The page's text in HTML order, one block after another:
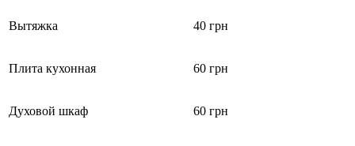
Вытяжка 40 грн
Плита кухонная 60 грн
Духовой шкаф 60 грн